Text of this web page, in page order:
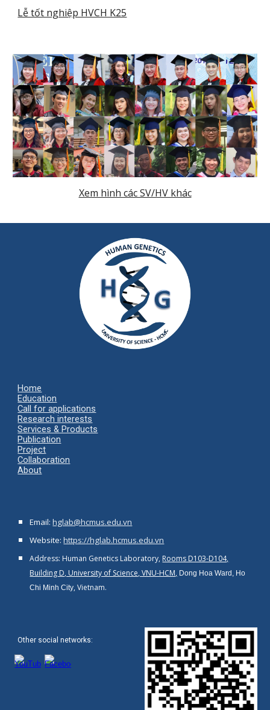
Lễ tốt nghiệp HVCH K25
Xem hình các SV/HV khác
Home
Education
Call for applications
Research interests
Services & Products
Publication
Project
Collaboration
About
Email:hglab@hcmus.edu.vn
Website:https://hglab.hcmus.edu.vn
Address: Human Genetics Laboratory, Rooms D103-D104,
Building D, University of Science, VNU-HCM, Dong Hoa Ward, Ho
Chi Minh City, Vietnam.
Other social networks: